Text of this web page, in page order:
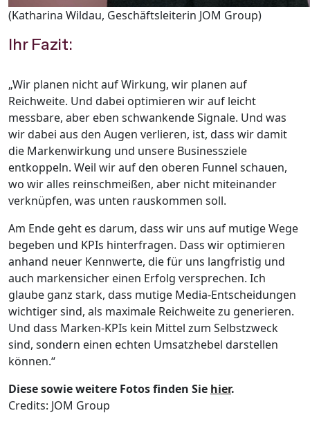
(Katharina Wildau, Geschäftsleiterin JOM Group)
Ihr Fazit:
„Wir planen nicht auf Wirkung, wir planen auf
Reichweite. Und dabei optimieren wir auf leicht
messbare, aber eben schwankende Signale. Und was
wir dabei aus den Augen verlieren, ist, dass wir damit
die Markenwirkung und unsere Businessziele
entkoppeln. Weil wir auf den oberen Funnel schauen,
wo wir alles reinschmeißen, aber nicht miteinander
verknüpfen, was unten rauskommen soll.
Am Ende geht es darum, dass wir uns auf mutige Wege
begeben und KPIs hinterfragen. Dass wir optimieren
anhand neuer Kennwerte, die für uns langfristig und
auch markensicher einen Erfolg versprechen. Ich
glaube ganz stark, dass mutige Media-Entscheidungen
wichtiger sind, als maximale Reichweite zu generieren.
Und dass Marken-KPIs kein Mittel zum Selbstzweck
sind, sondern einen echten Umsatzhebel darstellen
können.“
Diese sowie weitere Fotos finden Sie hier.
Credits: JOM Group